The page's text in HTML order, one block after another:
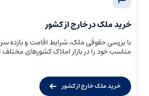
خرید ملک در خارج از کشور
با بررسی حقوقی ملک، شرایط اقامت و بازده
مناسب خود را در بازار املاک کشورهای مختلف
خرید ملک خارج از کشور